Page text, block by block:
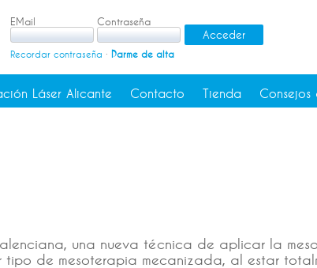
EMail Contraseña
Recordar contraseña · Darme de alta
Láser Alicante Contacto Tienda Consejos
una nueva técnica de aplicar la
de mesoterapia mecanizada, al estar